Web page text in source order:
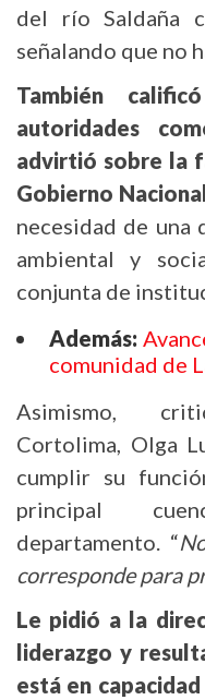
del río Saldaña
señalando que no
También
autoridades
advirtió sobre la
Gobierno
necesidad de una
ambiental y
conjunta de
Además:
comunidad de
Asimismo,
Cortolima, Olga
cumplir su
principal
departamento. “
corresponde para
Le pidió a la
liderazgo y
está en